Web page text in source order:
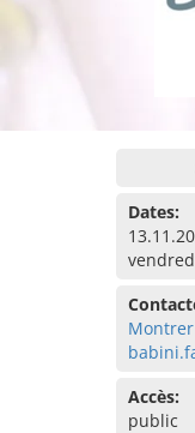
Dates:
Accès:
public